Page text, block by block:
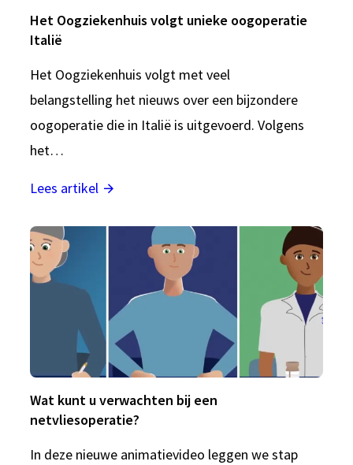
Het Oogziekenhuis volgt unieke oogoperatie
Italië
Het Oogziekenhuis volgt met veel
belangstelling het nieuws over een bijzondere
oogoperatie die in Italië is uitgevoerd. Volgens
het…
Lees artikel
Wat kunt u verwachten bij een
netvliesoperatie?
In deze nieuwe animatievideo leggen we stap